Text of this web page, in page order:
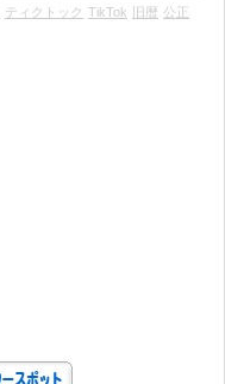
ティクトック TikTok 旧暦 公正